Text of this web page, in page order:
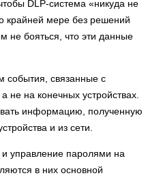
DLP-система «никуда не
крайней мере без решений
не бояться, что эти данные
события, связанные с
не на конечных устройствах.
информацию, полученную
и из сети.
и управление паролями на
в них основной